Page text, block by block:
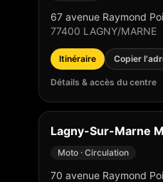
67 avenue Raymond
77400 LAGNY/MARNE
Itinéraire Copier
Détails & accès du centre
Lagny-Sur-Marne
Moto · Circulation
70 avenue Raymond